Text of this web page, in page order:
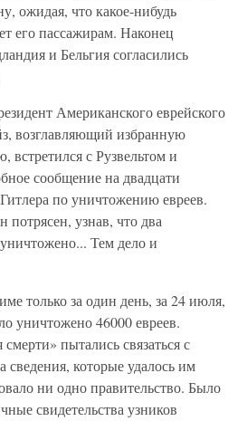
ожидая, что какое-нибудь
его пассажирам. Наконец
и Бельгия согласились
Американского еврейского
возглавляющий избранную
встретился с Рузвельтом и
сообщение на двадцати
по уничтожению евреев.
потрясен, узнав, что два
Тем дело и
только за один день, за 24 июля,
уничтожено 46000 евреев.
пытались связаться с
которые удалось им
ни одно правительство. Было
свидетельства узников